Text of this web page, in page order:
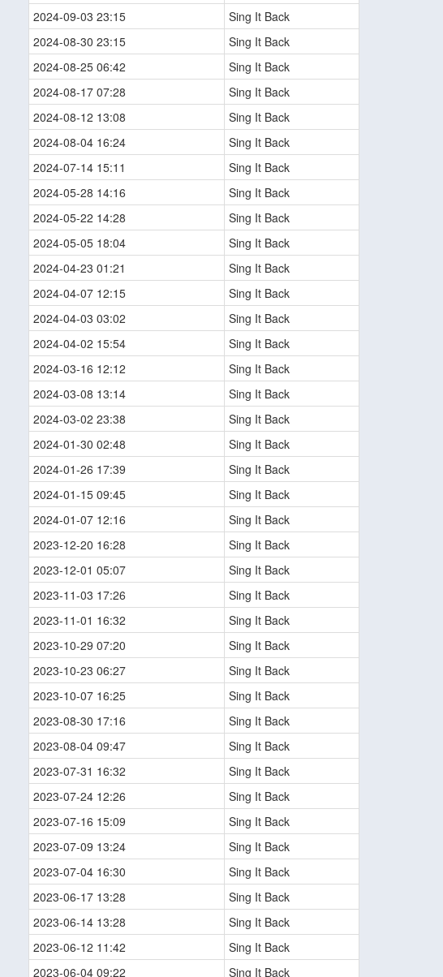
2024-09-03 23:15
Sing It Back
2024-08-30 23:15
Sing It Back
2024-08-25 06:42
Sing It Back
2024-08-17 07:28
Sing It Back
2024-08-12 13:08
Sing It Back
2024-08-04 16:24
Sing It Back
2024-07-14 15:11
Sing It Back
2024-05-28 14:16
Sing It Back
2024-05-22 14:28
Sing It Back
2024-05-05 18:04
Sing It Back
2024-04-23 01:21
Sing It Back
2024-04-07 12:15
Sing It Back
2024-04-03 03:02
Sing It Back
2024-04-02 15:54
Sing It Back
2024-03-16 12:12
Sing It Back
2024-03-08 13:14
Sing It Back
2024-03-02 23:38
Sing It Back
2024-01-30 02:48
Sing It Back
2024-01-26 17:39
Sing It Back
2024-01-15 09:45
Sing It Back
2024-01-07 12:16
Sing It Back
2023-12-20 16:28
Sing It Back
2023-12-01 05:07
Sing It Back
2023-11-03 17:26
Sing It Back
2023-11-01 16:32
Sing It Back
2023-10-29 07:20
Sing It Back
2023-10-23 06:27
Sing It Back
2023-10-07 16:25
Sing It Back
2023-08-30 17:16
Sing It Back
2023-08-04 09:47
Sing It Back
2023-07-31 16:32
Sing It Back
2023-07-24 12:26
Sing It Back
2023-07-16 15:09
Sing It Back
2023-07-09 13:24
Sing It Back
2023-07-04 16:30
Sing It Back
2023-06-17 13:28
Sing It Back
2023-06-14 13:28
Sing It Back
2023-06-12 11:42
Sing It Back
2023-06-04 09:22
Sing It Back